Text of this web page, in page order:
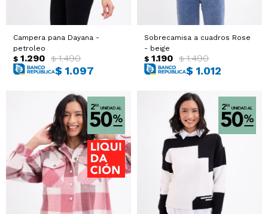
Campera pana Dayana -
petroleo
$ 1.290 $ 1.490
$ 1.097
Sobrecamisa a cuadros Rose
- beige
$ 1.190 $ 1.490
$ 1.012